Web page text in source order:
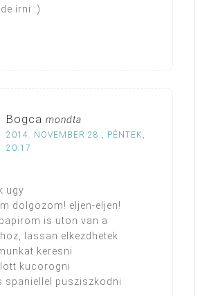
írni :)
Bogca mondta
2014. NOVEMBER 28., PÉNTEK,
20:17
ugy
dolgozom! eljen-eljen!
is uton van a
lassan elkezdhetek
keresni
kucorogni
spaniellel pusziszkodni